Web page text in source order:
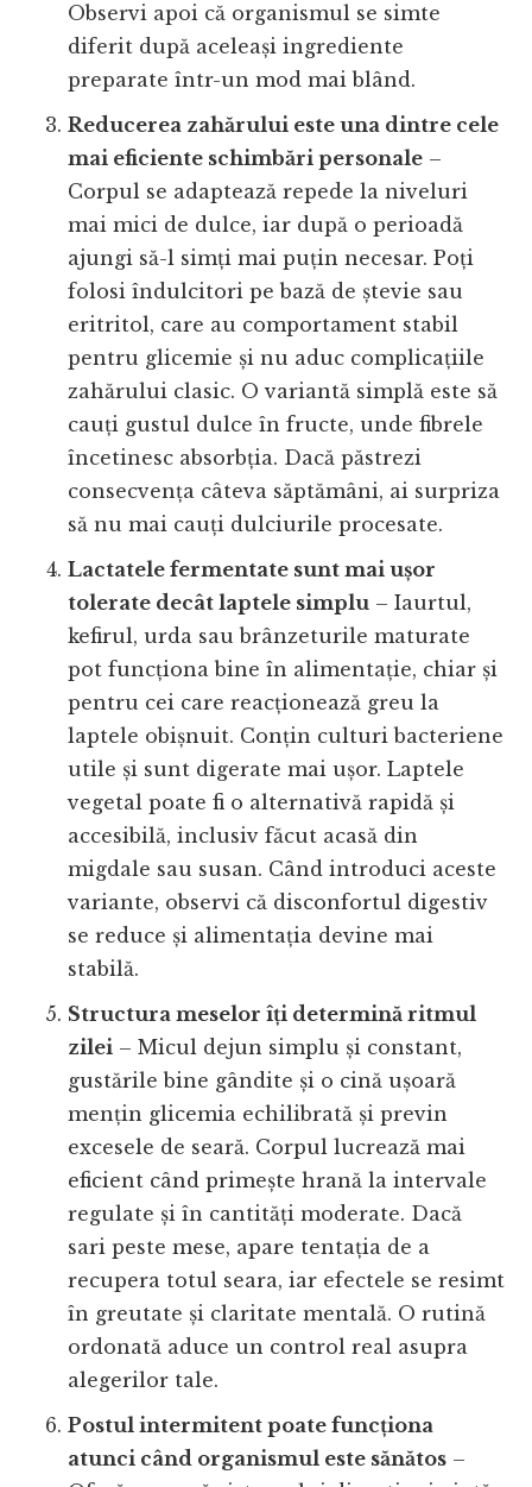
Observi apoi că organismul se simte
diferit după aceleași ingrediente
preparate într-un mod mai blând.
Reducerea zahărului este una dintre cele
mai eficiente schimbări personale –
Corpul se adaptează repede la niveluri
mai mici de dulce, iar după o perioadă
ajungi să-l simți mai puțin necesar. Poți
folosi îndulcitori pe bază de ștevie sau
eritritol, care au comportament stabil
pentru glicemie și nu aduc complicațiile
zahărului clasic. O variantă simplă este să
cauți gustul dulce în fructe, unde fibrele
încetinesc absorbția. Dacă păstrezi
consecvența câteva săptămâni, ai surpriza
să nu mai cauți dulciurile procesate.
Lactatele fermentate sunt mai ușor
tolerate decât laptele simplu – Iaurtul,
kefirul, urda sau brânzeturile maturate
pot funcționa bine în alimentație, chiar și
pentru cei care reacționează greu la
laptele obișnuit. Conțin culturi bacteriene
utile și sunt digerate mai ușor. Laptele
vegetal poate fi o alternativă rapidă și
accesibilă, inclusiv făcut acasă din
migdale sau susan. Când introduci aceste
variante, observi că disconfortul digestiv
se reduce și alimentația devine mai
stabilă.
Structura meselor îți determină ritmul
zilei – Micul dejun simplu și constant,
gustările bine gândite și o cină ușoară
mențin glicemia echilibrată și previn
excesele de seară. Corpul lucrează mai
eficient când primește hrană la intervale
regulate și în cantități moderate. Dacă
sari peste mese, apare tentația de a
recupera totul seara, iar efectele se resimt
în greutate și claritate mentală. O rutină
ordonată aduce un control real asupra
alegerilor tale.
Postul intermitent poate funcționa
atunci când organismul este sănătos –